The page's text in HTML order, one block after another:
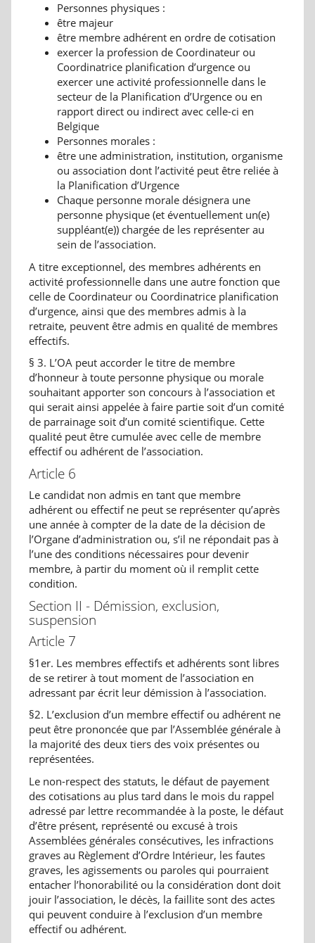
Personnes physiques :
être majeur
être membre adhérent en ordre de cotisation
exercer la profession de Coordinateur ou
Coordinatrice planification d’urgence ou
exercer une activité professionnelle dans le
secteur de la Planification d’Urgence ou en
rapport direct ou indirect avec celle-ci en
Belgique
Personnes morales :
être une administration, institution, organisme
ou association dont l’activité peut être reliée à
la Planification d’Urgence
Chaque personne morale désignera une
personne physique (et éventuellement un(e)
suppléant(e)) chargée de les représenter au
sein de l’association.
A titre exceptionnel, des membres adhérents en
activité professionnelle dans une autre fonction que
celle de Coordinateur ou Coordinatrice planification
d’urgence, ainsi que des membres admis à la
retraite, peuvent être admis en qualité de membres
effectifs.
§ 3. L’OA peut accorder le titre de membre
d’honneur à toute personne physique ou morale
souhaitant apporter son concours à l’association et
qui serait ainsi appelée à faire partie soit d’un comité
de parrainage soit d’un comité scientifique. Cette
qualité peut être cumulée avec celle de membre
effectif ou adhérent de l’association.
Article 6
Le candidat non admis en tant que membre
adhérent ou effectif ne peut se représenter qu’après
une année à compter de la date de la décision de
l’Organe d’administration ou, s’il ne répondait pas à
l’une des conditions nécessaires pour devenir
membre, à partir du moment où il remplit cette
condition.
Section II - Démission, exclusion,
suspension
Article 7
§1er. Les membres effectifs et adhérents sont libres
de se retirer à tout moment de l’association en
adressant par écrit leur démission à l’association.
§2. L’exclusion d’un membre effectif ou adhérent ne
peut être prononcée que par l’Assemblée générale à
la majorité des deux tiers des voix présentes ou
représentées.
Le non-respect des statuts, le défaut de payement
des cotisations au plus tard dans le mois du rappel
adressé par lettre recommandée à la poste, le défaut
d’être présent, représenté ou excusé à trois
Assemblées générales consécutives, les infractions
graves au Règlement d’Ordre Intérieur, les fautes
graves, les agissements ou paroles qui pourraient
entacher l’honorabilité ou la considération dont doit
jouir l’association, le décès, la faillite sont des actes
qui peuvent conduire à l’exclusion d’un membre
effectif ou adhérent.